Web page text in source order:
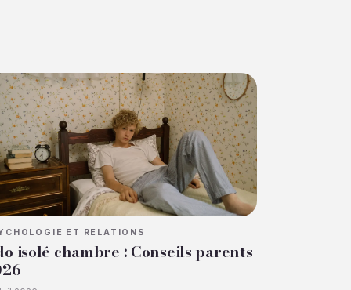
ET RELATIONS
isolé chambre : Conseils parents